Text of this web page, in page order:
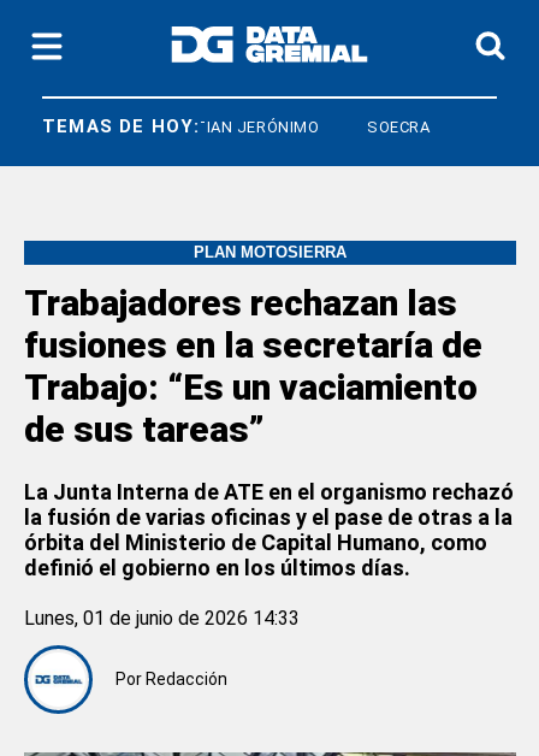
TEMAS DE HOY:
CRISTIAN JERÓNIMO SOECRA
PLAN MOTOSIERRA
Trabajadores rechazan las
fusiones en la secretaría de
Trabajo: “Es un vaciamiento
de sus tareas”
La Junta Interna de ATE en el organismo rechazó
la fusión de varias oficinas y el pase de otras a la
órbita del Ministerio de Capital Humano, como
definió el gobierno en los últimos días.
Por Redacción
Lunes, 01 de junio de 2026 14:33